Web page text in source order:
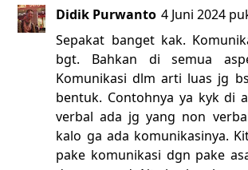
Didik Purwanto 4 Juni 2024
Sepakat banget kak.
bgt. Bahkan di semua
Komunikasi dlm arti luas jg
bentuk. Contohnya ya kyk di
verbal ada jg yang non
kalo ga ada komunikasinya.
pake komunikasi dgn pake